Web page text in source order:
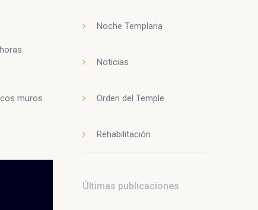
muros
Noche Templaria
Noticias
Orden del Temple
Rehabilitación
Últimas publicaciones